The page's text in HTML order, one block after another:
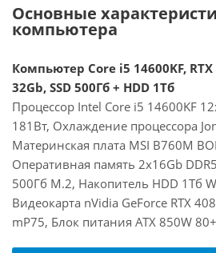
Основные
компьютера
Компьютер Core i5 14600KF, RTX
32Gb, SSD 500Гб + HDD 1Тб
Процессор Intel Core i5 14600KF
181Вт, Охлаждение процессора
Материнская плата MSI B760M
Оперативная память 2x16Gb
500Гб M.2, Накопитель HDD 1Тб
Видеокарта nVidia GeForce RTX
mP75, Блок питания ATX 850W